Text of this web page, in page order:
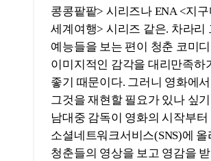
상황이라는 게 업계의 중론이다. 그런
규모의 작품을 소화해줄 감독이 있으면
당연히 해야 한다. 과거를 기억해보면 <
국제시장>(2019)의 윤제균 감독도 <
색즉시공>(2002)과 <두사부일체>(2001)
를 찍은 시기가 있었다. 김성훈 감독도 <
애정결핍이 두 남자에게 미치는 영향>
(2006)을 찍고 <끝까지 간다>(2014), <
터널>(2016), <비공식작전>(2023),
넷플릭스 <킹덤> 시리즈 같은 대작까지
올라간 거고. 그렇게 필모그래피를 쌓아